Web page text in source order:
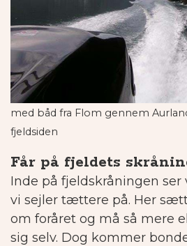
med båd fra Flom gennem
fjeldsiden
Får på fjeldets
Inde på fjeldskråningen ser
vi sejler tættere på. Her
om foråret og må så mere
sig selv. Dog kommer